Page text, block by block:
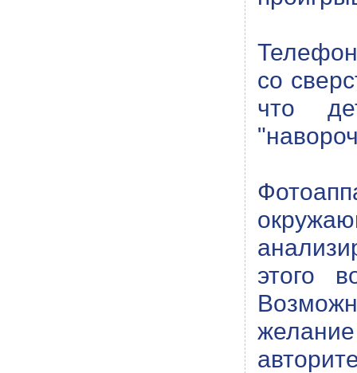
со
что
этого